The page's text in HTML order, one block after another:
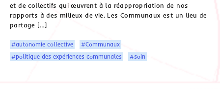
et de collectifs qui œuvrent à la réappropriation de nos
rapports à des milieux de vie. Les Communaux est un lieu de
partage […]
#autonomie collective
#Communaux
#politique des expériences communales
#soin